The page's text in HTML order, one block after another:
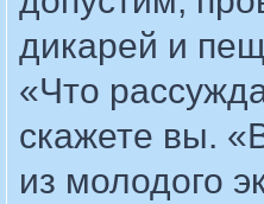
дикарей и
«Что
скажете вы.
из молодого